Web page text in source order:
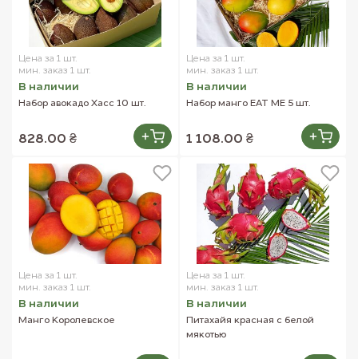
Цена за 1 шт.
мин. заказ 1 шт.
В наличии
Набор авокадо Хасс 10 шт.
828.00 ₴
Цена за 1 шт.
мин. заказ 1 шт.
В наличии
Набор манго EAT ME 5 шт.
1 108.00 ₴
Цена за 1 шт.
мин. заказ 1 шт.
В наличии
Манго Королевское
Цена за 1 шт.
мин. заказ 1 шт.
В наличии
Питахайя красная с белой
мякотью